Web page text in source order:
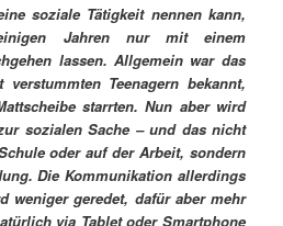
soziale Tätigkeit nennen kann,
Jahren nur mit einem
lassen. Allgemein war das
Teenagern bekannt,
starrten. Nun aber wird
sozialen Sache – und das nicht
oder auf der Arbeit, sondern
Die Kommunikation allerdings
weniger geredet, dafür aber mehr
via Tablet oder Smartphone